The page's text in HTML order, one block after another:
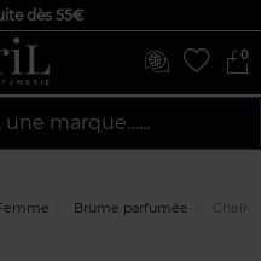
dès 55€
0
marque…...
Brume parfumée